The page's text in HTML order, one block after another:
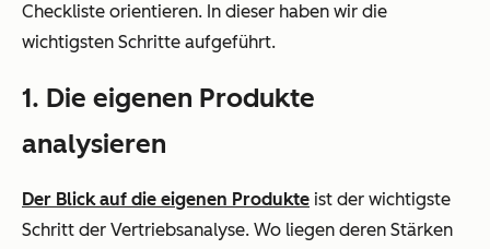
Checkliste orientieren. In dieser haben wir die
wichtigsten Schritte aufgeführt.
1. Die eigenen Produkte
analysieren
Der Blick auf die eigenen Produkte ist der wichtigste
Schritt der Vertriebsanalyse. Wo liegen deren Stärken